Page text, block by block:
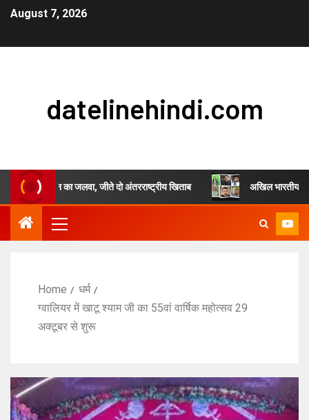
August 7, 2026
datelinehindi.com
चौहान का जलवा, जीते दो अंतरराष्ट्रीय खिताब अखिल भारतीय स्वर्णकार
Home
धर्म
ग्वालियर में खाटू श्याम जी का 55वां वार्षिक महोत्सव 29
अक्टूबर से शुरू